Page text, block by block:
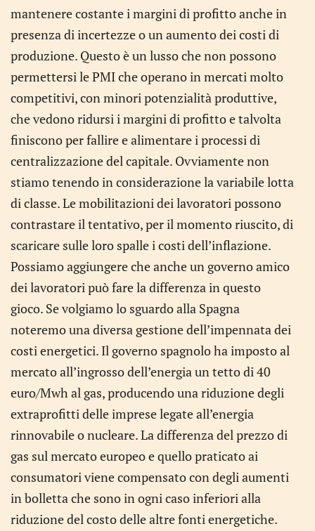
mantenere costante i margini di profitto anche in
presenza di incertezze o un aumento dei costi di
produzione. Questo è un lusso che non possono
permettersi le PMI che operano in mercati molto
competitivi, con minori potenzialità produttive,
che vedono ridursi i margini di profitto e talvolta
finiscono per fallire e alimentare i processi di
centralizzazione del capitale. Ovviamente non
stiamo tenendo in considerazione la variabile lotta
di classe. Le mobilitazioni dei lavoratori possono
contrastare il tentativo, per il momento riuscito, di
scaricare sulle loro spalle i costi dell’inflazione.
Possiamo aggiungere che anche un governo amico
dei lavoratori può fare la differenza in questo
gioco. Se volgiamo lo sguardo alla Spagna
noteremo una diversa gestione dell’impennata dei
costi energetici. Il governo spagnolo ha imposto al
mercato all’ingrosso dell’energia un tetto di 40
euro/Mwh al gas, producendo una riduzione degli
extraprofitti delle imprese legate all’energia
rinnovabile o nucleare. La differenza del prezzo di
gas sul mercato europeo e quello praticato ai
consumatori viene compensato con degli aumenti
in bolletta che sono in ogni caso inferiori alla
riduzione del costo delle altre fonti energetiche.